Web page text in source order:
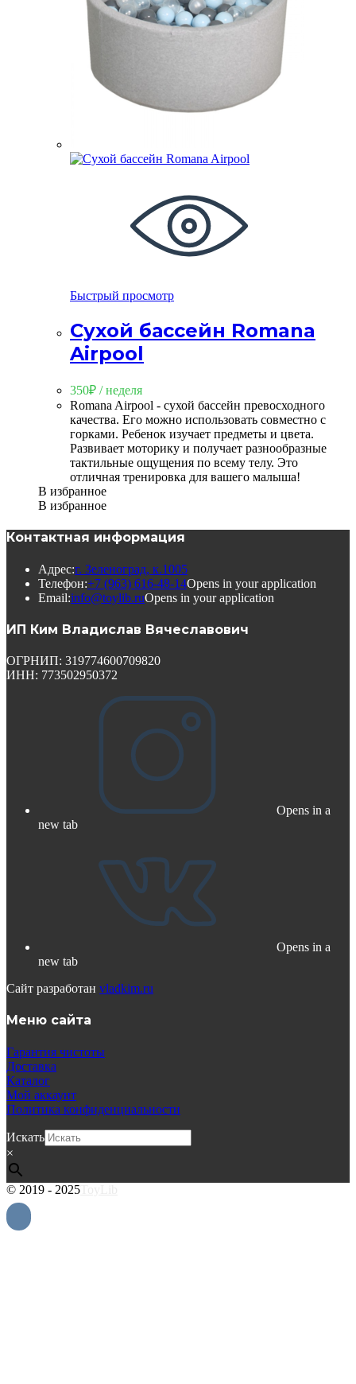
Быстрый просмотр
Сухой бассейн Romana
Airpool
350₽ / неделя
Romana Airpool - сухой бассейн превосходного
качества. Его можно использовать совместно с
горками. Ребенок изучает предметы и цвета.
Развивает моторику и получает разнообразные
тактильные ощущения по всему телу. Это
отличная тренировка для вашего малыша!
В избранное
В избранное
Контактная информация
Адрес:г. Зеленоград, к.1005
Телефон:+7 (963) 616-48-14Opens in your application
Email:info@toylib.ruOpens in your application
ИП Ким Владислав Вячеславович
ОГРНИП: 319774600709820
ИНН: 773502950372
Opens in a
new tab
Opens in a
new tab
Сайт разработан vladkim.ru
Меню сайта
Гарантия чистоты
Доставка
Каталог
Мой аккаунт
Политика конфиденциальности
Искать
×
© 2019 - 2025